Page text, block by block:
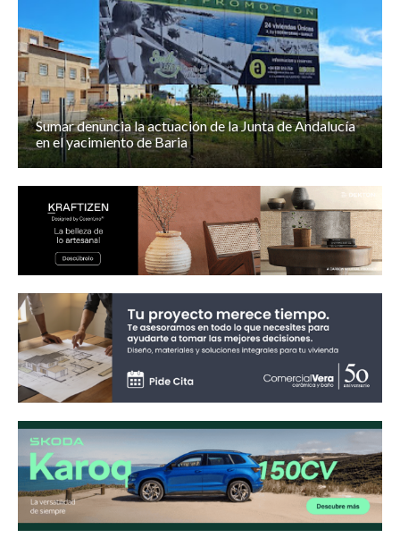
Sumar denuncia la actuación de la Junta de Andalucía
en el yacimiento de Baria